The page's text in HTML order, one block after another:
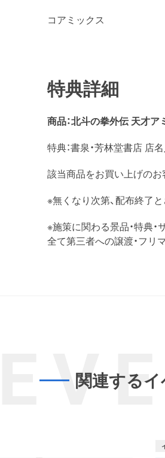
コアミックス
特典詳細
商品：北斗の拳外伝 天才
特典：書泉・芳林堂書店 店
該当商品をお買い上げのお
※無くなり次第、配布終了
※施策に関わる景品・特典・
全て第三者への譲渡・フリ
関連するイ